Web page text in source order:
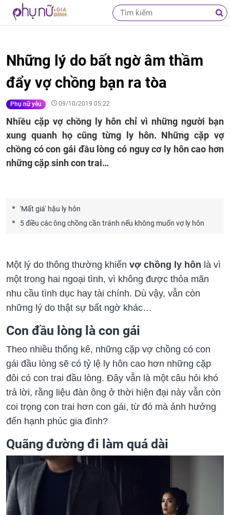
Những lý do bất ngờ âm thầm
đẩy vợ chồng bạn ra tòa
Phụ nữ yêu 09/10/2019 05:22
Nhiều cặp vợ chồng ly hôn chỉ vì những người bạn
xung quanh họ cũng từng ly hôn. Những cặp vợ
chồng có con gái đầu lòng có nguy cơ ly hôn cao hơn
những cặp sinh con trai…
'Mất giá' hậu ly hôn
5 điều các ông chồng cần tránh nếu không muốn vợ ly hôn
Một lý do thông thường khiến vợ chồng ly hôn là vì
một trong hai ngoại tình, vì không được thỏa mãn
nhu cầu tình dục hay tài chính. Dù vậy, vẫn còn
những lý do thật sự bất ngờ khác…
Con đầu lòng là con gái
Theo nhiều thống kê, những cặp vợ chồng có con
gái đầu lòng sẽ có tỷ lệ ly hôn cao hơn những cặp
đôi có con trai đầu lòng. Đây vẫn là một câu hỏi khó
trả lời, rằng liệu đàn ông ở thời hiện đại này vẫn còn
coi trọng con trai hơn con gái, từ đó mà ảnh hưởng
đến hạnh phúc gia đình?
Quãng đường đi làm quá dài